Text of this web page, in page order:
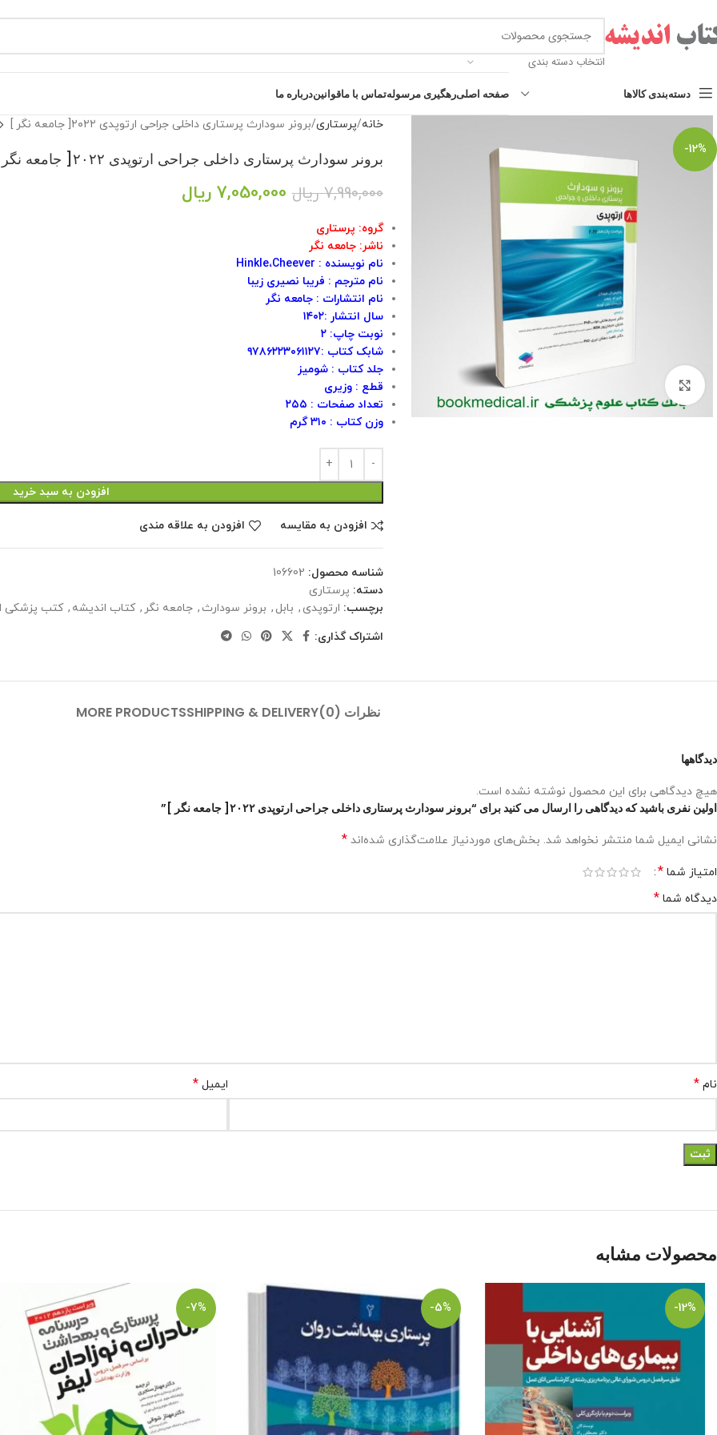
انتخاب دسته بندی
دسته‌بندی کالاها صفحه اصلیرهگیری مرسولهتماس با ماقوانیندرباره ما
-12%
خانه پرستاری برونر سودارث پرستاری داخلی جراحی ارتوپدی ۲۰۲۲[ جامعه نگر ]
برونر سودارث پرستاری داخلی جراحی ارتوپدی ۲۰۲۲[ جامعه نگر ]
7,990,000 ریال 7,050,000 ریال
گروه: پرستاری
ناشر: جامعه نگر
نام نویسنده : Hinkle،Cheever
نام مترجم : فریبا نصیری زیبا
نام انتشارات : جامعه نگر
سال انتشار :۱۴۰۲
نوبت چاپ: ۲
شابک کتاب :۹۷۸۶۲۲۳۰۶۱۱۲۷
جلد کتاب : شومیز
قطع : وزیری
تعداد صفحات : ۲۵۵
وزن کتاب : ۳۱٠ گرم
افزودن به سبد خرید
افزودن به مقایسه افزودن به علاقه مندی
شناسه محصول: 106602
دسته: پرستاری
برچسب: ارتوپدی , بابل , برونر سودارث , جامعه نگر , کتاب اندیشه , کتب پزشکی
اشتراک گذاری:
نظرات (0) SHIPPING & DELIVERY
MORE PRODUCTS
دیدگاهها
هیچ دیدگاهی برای این محصول نوشته نشده است.
اولین نفری باشید که دیدگاهی را ارسال می کنید برای “برونر سودارث پرستاری داخلی جراحی ارتوپدی ۲۰۲۲[ جامعه نگر ]”
نشانی ایمیل شما منتشر نخواهد شد. بخش‌های موردنیاز علامت‌گذاری شده‌اند *
امتیاز شما *
دیدگاه شما *
نام * ایمیل *
محصولات مشابه
-12%
-5%
-7%